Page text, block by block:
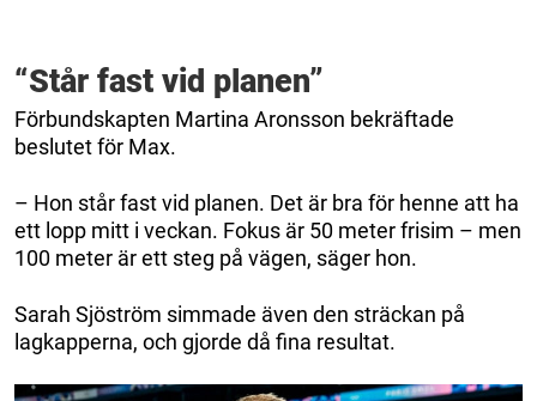
“Står fast vid planen”
Förbundskapten Martina Aronsson bekräftade
beslutet för Max.
– Hon står fast vid planen. Det är bra för henne att ha
ett lopp mitt i veckan. Fokus är 50 meter frisim – men
100 meter är ett steg på vägen, säger hon.
Sarah Sjöström simmade även den sträckan på
lagkapperna, och gjorde då fina resultat.